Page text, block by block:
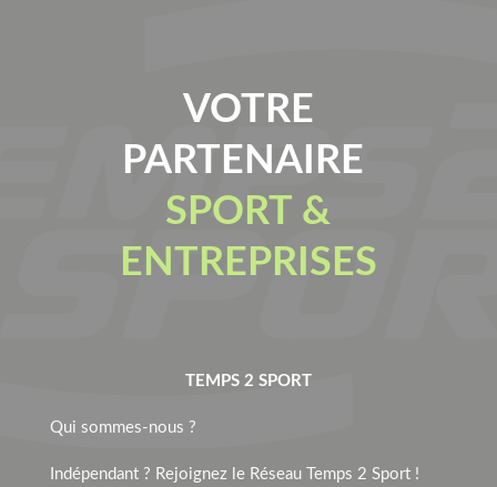
VOTRE
PARTENAIRE
SPORT &
ENTREPRISES
TEMPS 2 SPORT
Qui sommes-nous ?
Indépendant ? Rejoignez le Réseau Temps 2 Sport !